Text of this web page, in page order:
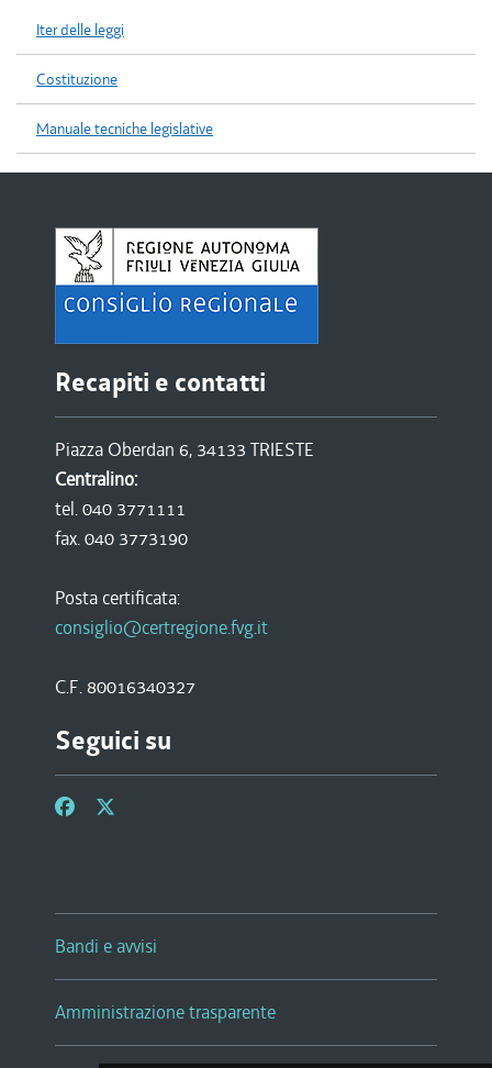
Iter delle leggi
Costituzione
Manuale tecniche legislative
Recapiti e contatti
Piazza Oberdan 6, 34133 TRIESTE
Centralino:
tel. 040 3771111
fax. 040 3773190
Posta certificata:
consiglio@certregione.fvg.it
C.F. 80016340327
Seguici su
Bandi e avvisi
Amministrazione trasparente